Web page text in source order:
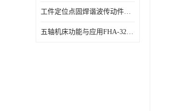
工件定位点固焊谐波传动件哈默纳科CSF-45-100-2UH
五轴机床功能与应用FHA-32C-50-US250